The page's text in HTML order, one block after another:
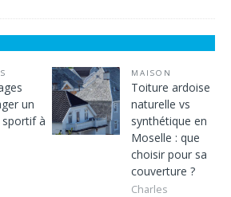
un
à
MAISON
Toiture ardoise
naturelle vs
synthétique en
Moselle : que
choisir pour sa
couverture ?
Charles